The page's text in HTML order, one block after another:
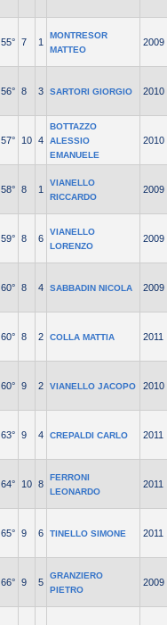
55° 7 1
MONTRESOR
MATTEO
2009
56° 8 3 SARTORI GIORGIO 2010
57° 10 4
BOTTAZZO
ALESSIO
EMANUELE
2010
58° 8 1
VIANELLO
RICCARDO
2009
59° 8 6
VIANELLO
LORENZO
2009
60° 8 4 SABBADIN NICOLA 2009
60° 8 2 COLLA MATTIA 2011
60° 9 2 VIANELLO JACOPO 2010
63° 9 4 CREPALDI CARLO 2011
64° 10 8
FERRONI
LEONARDO
2011
65° 9 6 TINELLO SIMONE 2011
66° 9 5
GRANZIERO
PIETRO
2009